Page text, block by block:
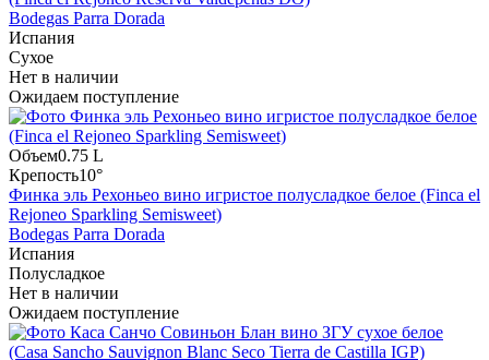
Bodegas Parra Dorada
Испания
Сухое
Нет в наличии
Ожидаем поступление
Объем0.75 L
Крепость10°
Финка эль Рехоньео вино игристое полусладкое белое (Finca el
Rejoneo Sparkling Semisweet)
Bodegas Parra Dorada
Испания
Полусладкое
Нет в наличии
Ожидаем поступление